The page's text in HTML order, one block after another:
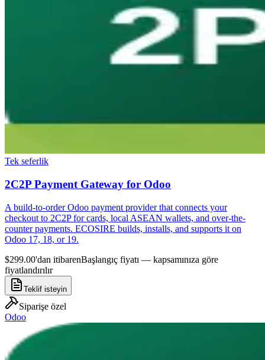
Tek seferlik
2C2P Payment Gateway for Odoo
A build-to-order Odoo payment provider that connects your
checkout to 2C2P for cards, local ASEAN wallets, and over-the-
counter payments. ECOSIRE builds, installs, and supports it on
Odoo 17, 18, or 19.
$299.00'dan itibarenBaşlangıç fiyatı — kapsamınıza göre
fiyatlandırılır
Teklif isteyin
Siparişe özel
Odoo